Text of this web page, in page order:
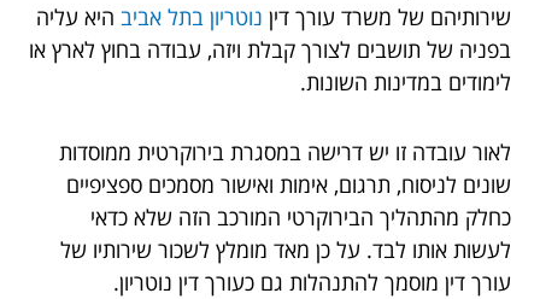
שירותיהם של משרד עורך דין נוטריון בתל אביב היא עליה
בפניה של תושבים לצורך קבלת ויזה, עבודה בחוץ לארץ או
לימודים במדינות השונות.
לאור עובדה זו יש דרישה במסגרת בירוקרטית ממוסדות
שונים לניסוח, תרגום, אימות ואישור מסמכים ספציפיים
כחלק מהתהליך הבירוקרטי המורכב הזה שלא כדאי
לעשות אותו לבד. על כן מאד מומלץ לשכור שירותיו של
עורך דין מוסמך להתנהלות גם כעורך דין נוטריון.